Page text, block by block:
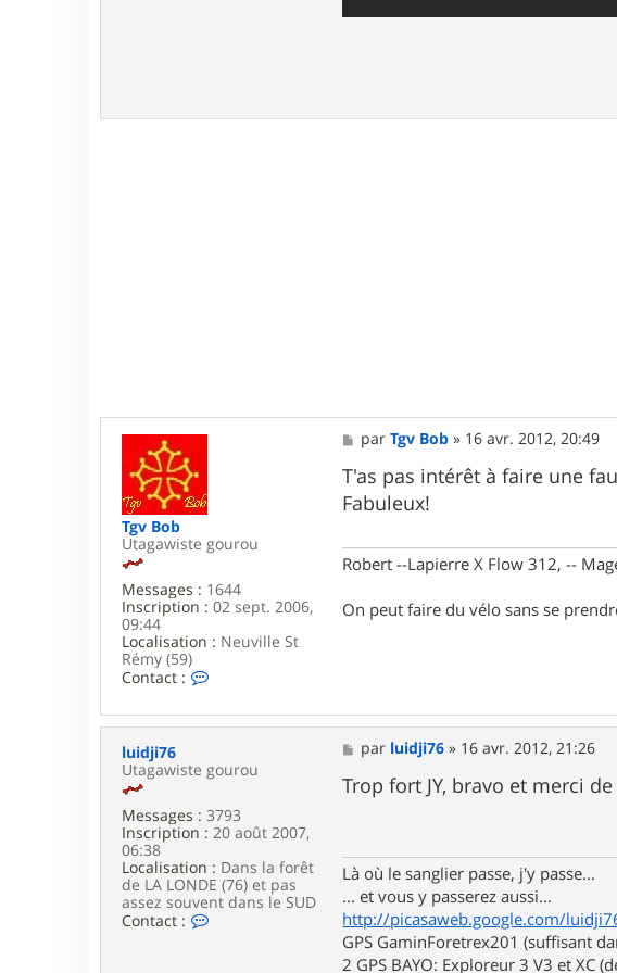
Tgv Bob
Utagawiste gourou
Messages : 1644
Inscription : 02 sept. 2006,
09:44
Localisation : Neuville St
Rémy (59)
Contact :
n
t
c
t
r
T
v
B
o
M
e
s
s
a
parTgv Bob » 16 avr. 2012, 20:49
T'as pas intérêt à faire une
Fabuleux!
Robert --Lapierre X Flow 312, --
On peut faire du vélo sans se
luidji76
Utagawiste gourou
Messages : 3793
Inscription : 20 août 2007,
06:38
Localisation : Dans la forêt
de LA LONDE (76) et pas
assez souvent dans le SUD
Contact :
M
e
s
s
par luidji76 » 16 avr. 2012, 21:26
Trop fort JY, bravo et merci
Là où le sanglier passe, j'y passe...
... et vous y passerez aussi...
http://picasaweb.google.com/
GPS GaminForetrex201 (suffisant
2 GPS BAYO: Exploreur 3 V3 et XC